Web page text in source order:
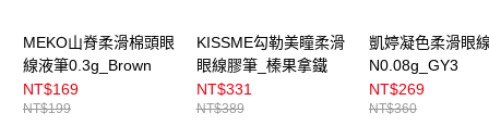
每筆NT$100，滿NT$399(含以上)免運費
MEKO山脊柔滑棉頭眼
線液筆0.3g_Brown
NT$169
NT$199
KISSME勾勒美瞳柔滑
眼線膠筆_榛果拿鐵
NT$331
NT$389
凱婷凝色柔滑眼
N0.08g_GY3
NT$269
NT$360